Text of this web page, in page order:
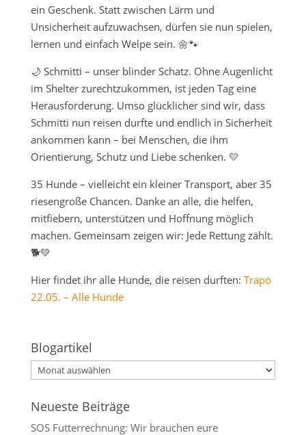
ein Geschenk. Statt zwischen Lärm und
Unsicherheit aufzuwachsen, dürfen sie nun spielen,
lernen und einfach Welpe sein. 🌼🐾
🌙 Schmitti – unser blinder Schatz. Ohne Augenlicht
im Shelter zurechtzukommen, ist jeden Tag eine
Herausforderung. Umso glücklicher sind wir, dass
Schmitti nun reisen durfte und endlich in Sicherheit
ankommen kann – bei Menschen, die ihm
Orientierung, Schutz und Liebe schenken. 💛
35 Hunde – vielleicht ein kleiner Transport, aber 35
riesengroße Chancen. Danke an alle, die helfen,
mitfiebern, unterstützen und Hoffnung möglich
machen. Gemeinsam zeigen wir: Jede Rettung zählt.
🐕💚
Hier findet ihr alle Hunde, die reisen durften: Trapo
22.05. – Alle Hunde
Blogartikel
Blogartikel
Neueste Beiträge
SOS Futterrechnung: Wir brauchen eure